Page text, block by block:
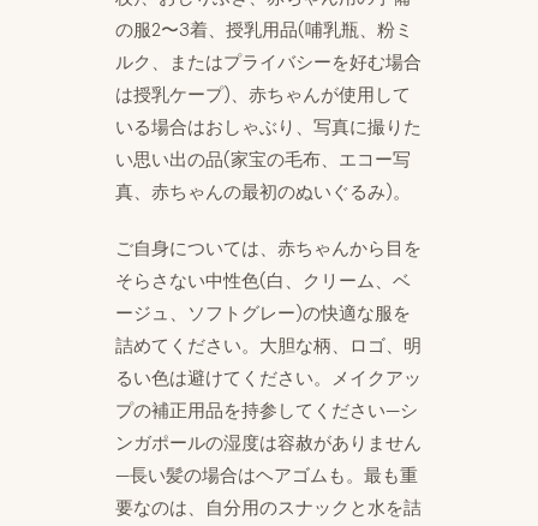
の服2〜3着、授乳用品(哺乳瓶、粉ミ
ルク、またはプライバシーを好む場合
は授乳ケープ)、赤ちゃんが使用して
いる場合はおしゃぶり、写真に撮りた
い思い出の品(家宝の毛布、エコー写
真、赤ちゃんの最初のぬいぐるみ)。
ご自身については、赤ちゃんから目を
そらさない中性色(白、クリーム、ベ
ージュ、ソフトグレー)の快適な服を
詰めてください。大胆な柄、ロゴ、明
るい色は避けてください。メイクアッ
プの補正用品を持参してください—シ
ンガポールの湿度は容赦がありません
—長い髪の場合はヘアゴムも。最も重
要なのは、自分用のスナックと水を詰